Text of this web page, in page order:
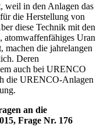
weil in den Anlagen das
die Herstellung von
diese Technik mit den
atomwaffenfähiges Uran
machen die jahrelangen
Deren
auch bei URENCO
die URENCO-Anlagen
an die
Frage Nr. 176